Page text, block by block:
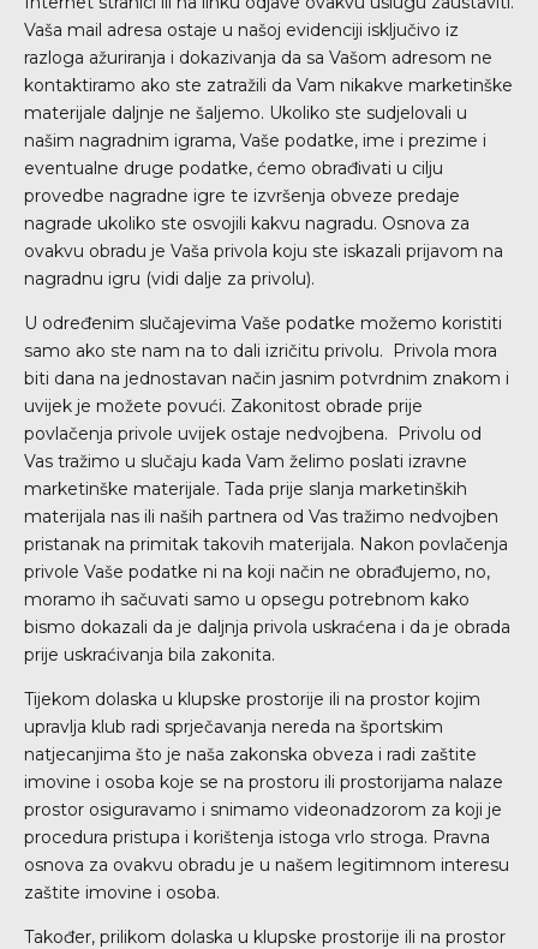
Vaša mail adresa ostaje u našoj evidenciji isključivo iz
razloga ažuriranja i dokazivanja da sa Vašom adresom ne
kontaktiramo ako ste zatražili da Vam nikakve marketinške
materijale daljnje ne šaljemo. Ukoliko ste sudjelovali u
našim nagradnim igrama, Vaše podatke, ime i prezime i
eventualne druge podatke, ćemo obrađivati u cilju
provedbe nagradne igre te izvršenja obveze predaje
nagrade ukoliko ste osvojili kakvu nagradu. Osnova za
ovakvu obradu je Vaša privola koju ste iskazali prijavom na
nagradnu igru (vidi dalje za privolu).
U određenim slučajevima Vaše podatke možemo koristiti
samo ako ste nam na to dali izričitu privolu. Privola mora
biti dana na jednostavan način jasnim potvrdnim znakom i
uvijek je možete povući. Zakonitost obrade prije
povlačenja privole uvijek ostaje nedvojbena. Privolu od
Vas tražimo u slučaju kada Vam želimo poslati izravne
marketinške materijale. Tada prije slanja marketinških
materijala nas ili naših partnera od Vas tražimo nedvojben
pristanak na primitak takovih materijala. Nakon povlačenja
privole Vaše podatke ni na koji način ne obrađujemo, no,
moramo ih sačuvati samo u opsegu potrebnom kako
bismo dokazali da je daljnja privola uskraćena i da je obrada
prije uskraćivanja bila zakonita.
Tijekom dolaska u klupske prostorije ili na prostor kojim
upravlja klub radi sprječavanja nereda na športskim
natjecanjima što je naša zakonska obveza i radi zaštite
imovine i osoba koje se na prostoru ili prostorijama nalaze
prostor osiguravamo i snimamo videonadzorom za koji je
procedura pristupa i korištenja istoga vrlo stroga. Pravna
osnova za ovakvu obradu je u našem legitimnom interesu
zaštite imovine i osoba.
Također, prilikom dolaska u klupske prostorije ili na prostor